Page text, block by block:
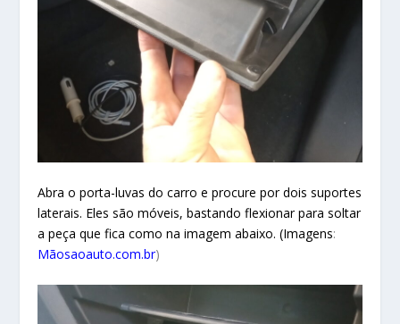
Abra o porta-luvas do carro e procure por dois suportes
laterais. Eles são móveis, bastando flexionar para soltar
a peça que fica como na imagem abaixo. (Imagens:
Mãosaoauto.com.br)